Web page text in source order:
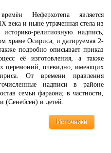
Неферхотепа является
и ныне утраченная стела из
религиозную надпись,
храме Осириса, и датируемая 2-
подробно описывает приказ
её изготовления, а также
церемоний, очевидно, имеющих
От времени правления
надписи в районе
семьи фараона; в частности,
(Сенебсен) и детей.
Источники